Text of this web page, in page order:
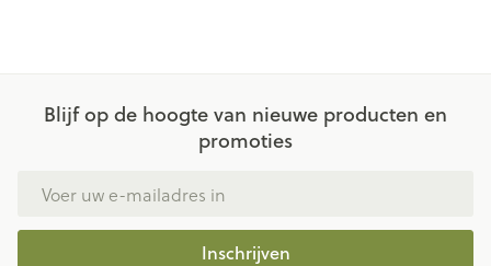
Blijf op de hoogte van nieuwe producten en
promoties
Inschrijven